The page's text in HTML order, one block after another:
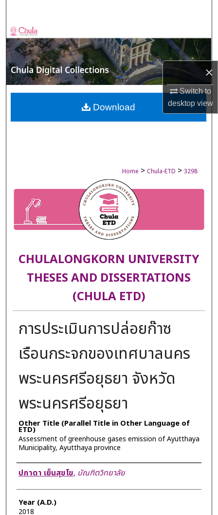
×
Switch to
desktopview
Browse Collections
My Account
About
Digital Commons Network™
Home > Chula-ETD > 3298
CHULALONGKORN UNIVERSITY
THESES AND DISSERTATIONS
(CHULA ETD)
การประเมินการปล่อยก๊าซ
เรือนกระจกของเทศบาลนคร
พระนครศรีอยุธยา จังหวัด
พระนครศรีอยุธยา
Other Title (Parallel Title in Other Language of
ETD)
Assessment of greenhouse gases emission of Ayutthaya
Municipality, Ayutthaya province
Author
ปภาดา เย็นสุขโข, บัณฑิตวิทยาลัย
Year (A.D.)
2018
Download